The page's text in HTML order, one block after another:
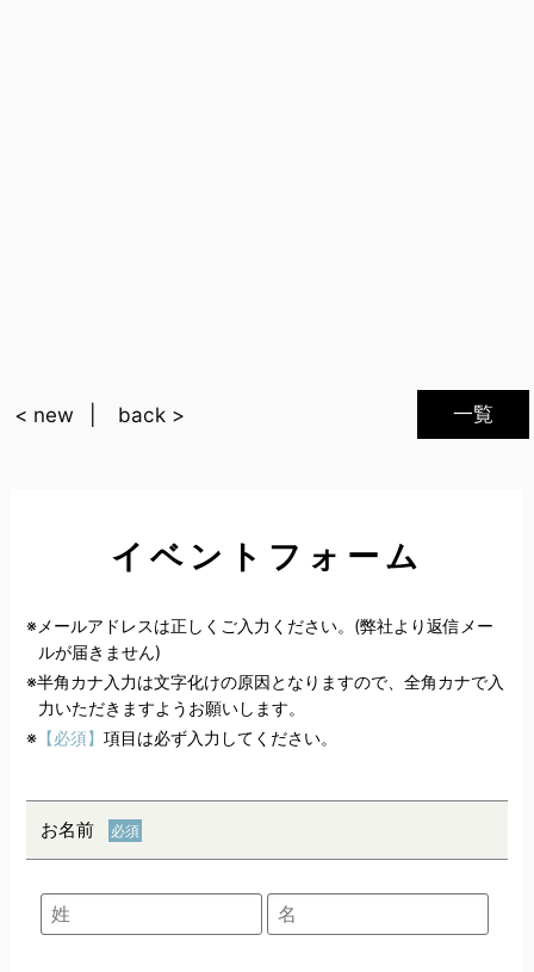
一覧
< new back >
イベントフォーム
※メールアドレスは正しくご入力ください。(弊社より返信メー
ルが届きません)
※半角カナ入力は文字化けの原因となりますので、全角カナで入
力いただきますようお願いします。
※【必須】 項目は必ず入力してください。
お名前